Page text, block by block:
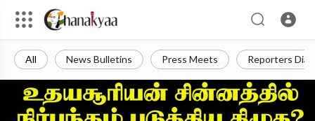
All News Bulletins Press Meets Reporters